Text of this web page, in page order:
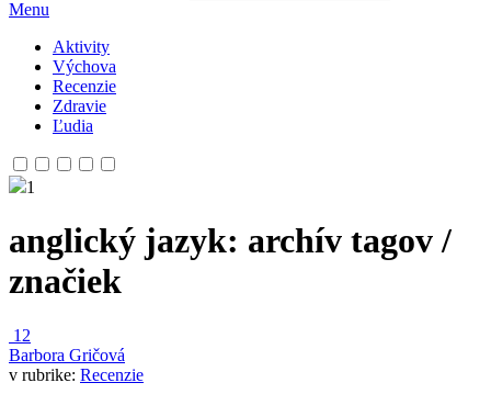
Menu
Aktivity
Výchova
Recenzie
Zdravie
Ľudia
1
anglický jazyk: archív tagov /
značiek
12
Barbora Gričová
v rubrike: Recenzie